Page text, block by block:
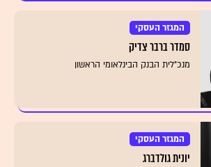
המגזר העסקי
סמדר ברבר צדיק
מנכ"לית הבנק הבינלאומי הראשון
המגזר העסקי
יונית גולדברג